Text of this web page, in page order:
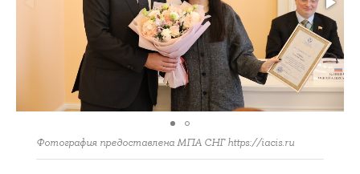
Фотография предоставлена МПА СНГ https://iacis.ru